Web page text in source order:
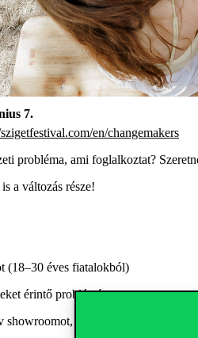
7.
en/changemakers
probléma, ami foglalkoztat?
a változás része!
(18–30 éves fiatalokból)
érintő problémát
ahol a fesztiválozók is